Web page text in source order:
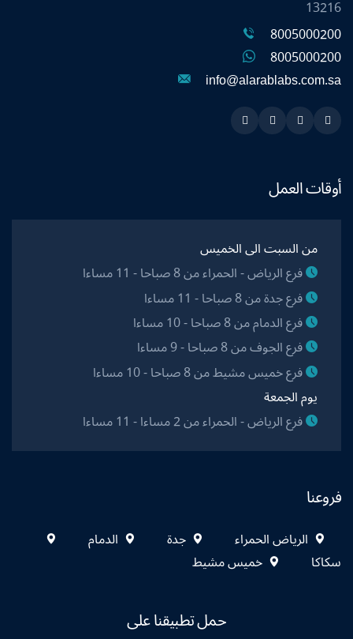
13216
8005000200
8005000200
info@alarablabs.com.sa
Snapchat
Twitter
Linkedin
Instagram
أوقات العمل
من السبت الى الخميس
فرع الرياض - الحمراء من 8 صباحا - 11 مساءا
فرع جدة من 8 صباحا - 11 مساءا
فرع الدمام من 8 صباحا - 10 مساءا
فرع الجوف من 8 صباحا - 9 مساءا
فرع خميس مشيط من 8 صباحا - 10 مساءا
يوم الجمعة
فرع الرياض - الحمراء من 2 مساءا - 11 مساءا
فروعنا
الرياض الحمراء جدة
الدمام
سكاكا
خميس مشيط
حمل تطبيقنا على